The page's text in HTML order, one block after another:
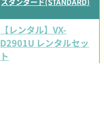
【レンタル】VX-
D2901U レンタルセッ
ト